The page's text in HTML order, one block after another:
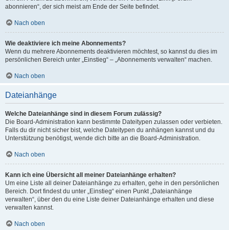
abonnieren“, der sich meist am Ende der Seite befindet.
Nach oben
Wie deaktiviere ich meine Abonnements?
Wenn du mehrere Abonnements deaktivieren möchtest, so kannst du dies im
persönlichen Bereich unter „Einstieg“ – „Abonnements verwalten“ machen.
Nach oben
Dateianhänge
Welche Dateianhänge sind in diesem Forum zulässig?
Die Board-Administration kann bestimmte Dateitypen zulassen oder verbieten.
Falls du dir nicht sicher bist, welche Dateitypen du anhängen kannst und du
Unterstützung benötigst, wende dich bitte an die Board-Administration.
Nach oben
Kann ich eine Übersicht all meiner Dateianhänge erhalten?
Um eine Liste all deiner Dateianhänge zu erhalten, gehe in den persönlichen
Bereich. Dort findest du unter „Einstieg“ einen Punkt „Dateianhänge
verwalten“, über den du eine Liste deiner Dateianhänge erhalten und diese
verwalten kannst.
Nach oben